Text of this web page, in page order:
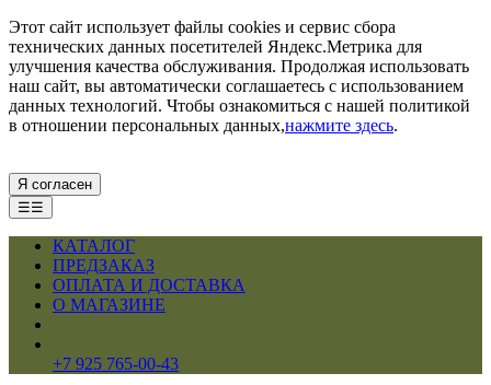
Этот сайт использует файлы cookies и сервис сбора
технических данных посетителей Яндекс.Метрика для
улучшения качества обслуживания. Продолжая использовать
наш сайт, вы автоматически соглашаетесь с использованием
данных технологий. Чтобы ознакомиться с нашей политикой
в отношении персональных данных,нажмите здесь.
Я согласен
☰☰
КАТАЛОГ
ПРЕДЗАКАЗ
ОПЛАТА И ДОСТАВКА
О МАГАЗИНЕ
+7 925 765-00-43